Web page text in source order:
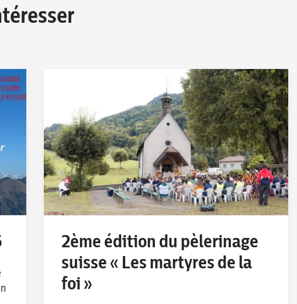
2ème édition du pèlerinage
suisse « Les martyres de la
foi »